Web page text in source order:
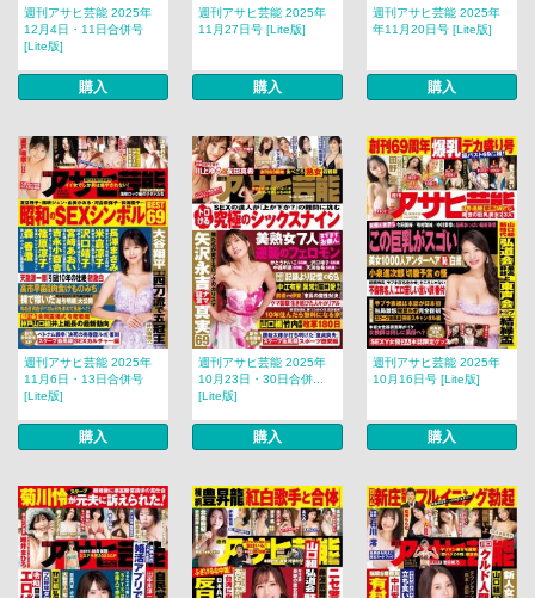
週刊アサヒ芸能 2025年
12月4日・11日合併号
[Lite版]
購入
週刊アサヒ芸能 2025年
11月27日号 [Lite版]
購入
週刊アサヒ芸能 2025年
年11月20日号 [Lite版]
購入
週刊アサヒ芸能 2025年
11月6日・13日合併号
[Lite版]
購入
週刊アサヒ芸能 2025年
10月23日・30日合併...
[Lite版]
購入
週刊アサヒ芸能 2025年
10月16日号 [Lite版]
購入